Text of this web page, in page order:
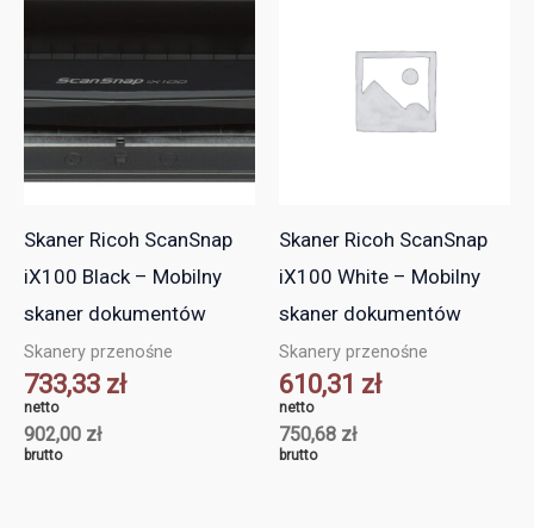
Skaner Ricoh ScanSnap
iX100 Black – Mobilny
skaner dokumentów
Skanery przenośne
733,33 zł
netto
902,00 zł
brutto
Skaner Ricoh ScanSnap
iX100 White – Mobilny
skaner dokumentów
Skanery przenośne
610,31 zł
netto
750,68 zł
brutto